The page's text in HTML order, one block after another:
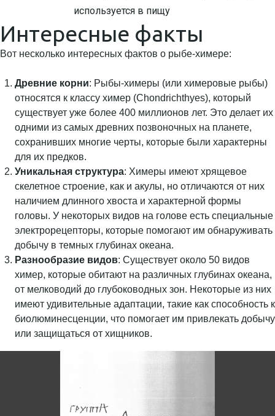
используется в пищу
Интересные факты
Вот несколько интересных фактов о рыбе-химере:
Древние корни: Рыбы-химеры (или химеровые рыбы)
относятся к классу химер (Chondrichthyes), который
существует уже более 400 миллионов лет. Это делает их
одними из самых древних позвоночных на планете,
сохранивших многие черты, которые были характерны
для их предков.
Уникальная структура: Химеры имеют хрящевое
скелетное строение, как и акулы, но отличаются от них
наличием длинного хвоста и характерной формы
головы. У некоторых видов на голове есть специальные
электрорецепторы, которые помогают им обнаруживать
добычу в темных глубинах океана.
Разнообразие видов: Существует около 50 видов
химер, которые обитают на различных глубинах океана,
от мелководий до глубоководных зон. Некоторые из них
имеют удивительные адаптации, такие как способность к
биолюминесценции, что помогает им привлекать добычу
или защищаться от хищников.